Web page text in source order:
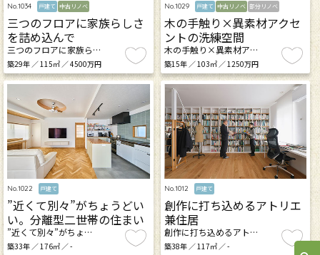
No.1034 戸建て 中古リノベ
三つのフロアに家族らしさ
を詰め込んで
三つのフロアに家族ら…
築29年 ／ 115㎡ ／ 4500万円
No.1029 戸建て 中古リノベ 部分リノベ
木の手触り×異素材アクセ
ントの洗練空間
木の手触り×異素材ア…
築15年 ／ 103㎡ ／ 1250万円
No.1022 戸建て
”近くて別々”がちょうどい
い。分離型二世帯の住まい
”近くて別々”がちょ…
築33年 ／ 176㎡ ／ -
No.1012 戸建て
創作に打ち込めるアトリエ
兼住居
創作に打ち込めるアト…
築38年 ／ 117㎡ ／ -